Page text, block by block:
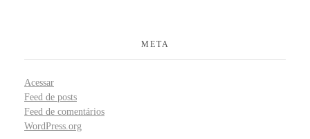
META
Acessar
Feed de posts
Feed de comentários
WordPress.org